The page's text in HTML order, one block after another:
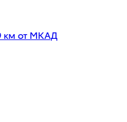
км от МКАД